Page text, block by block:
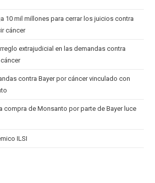
10 mil millones para cerrar los juicios contra
cáncer
extrajudicial en las demandas contra
contra Bayer por cáncer vinculado con
compra de Monsanto por parte de Bayer luce
ILSI